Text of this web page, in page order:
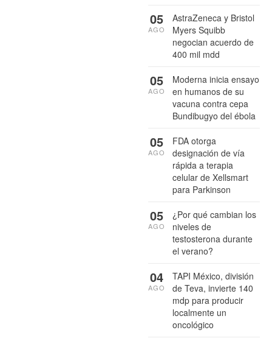
AstraZeneca y Bristol
Myers Squibb
negocian acuerdo de
400 mil mdd
05
AGO
Moderna inicia ensayo
en humanos de su
vacuna contra cepa
Bundibugyo del ébola
05
AGO
FDA otorga
designación de vía
rápida a terapia
celular de Xellsmart
para Parkinson
05
AGO
¿Por qué cambian los
niveles de
testosterona durante
el verano?
05
AGO
TAPI México, división
de Teva, invierte 140
mdp para producir
localmente un
oncológico
04
AGO